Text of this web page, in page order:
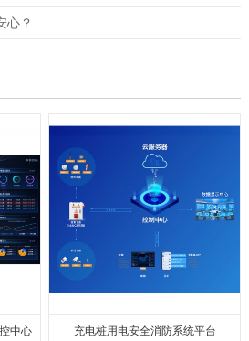
心？
中⼼ 充电桩用电安全消防系统平台